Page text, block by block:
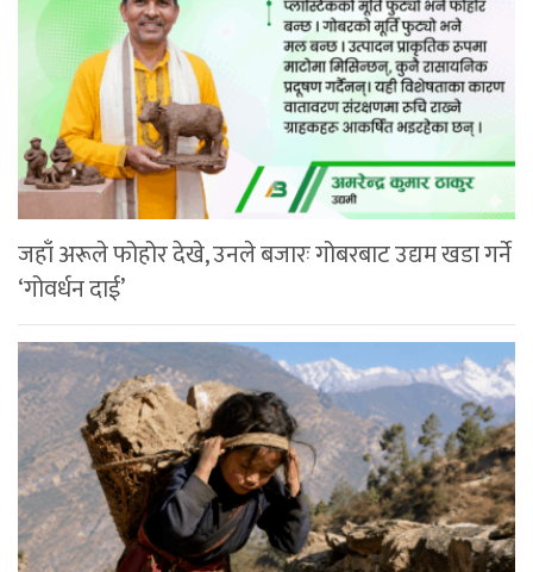
जहाँ अरूले फोहोर देखे, उनले बजारः गोबरबाट उद्यम खडा गर्ने
‘गोवर्धन दाई’